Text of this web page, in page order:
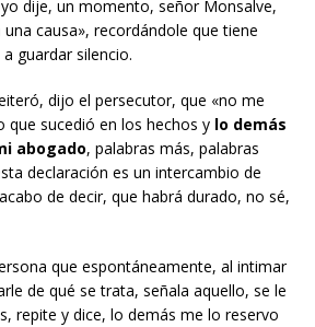
dije, un momento, señor Monsalve,
causa», recordándole que tiene
guardar silencio.
dijo el persecutor, que «no me
que sucedió en los hechos y lo demás
abogado, palabras más, palabras
declaración es un intercambio de
de decir, que habrá durado, no sé,
que espontáneamente, al intimar
de qué se trata, señala aquello, se le
repite y dice, lo demás me lo reservo